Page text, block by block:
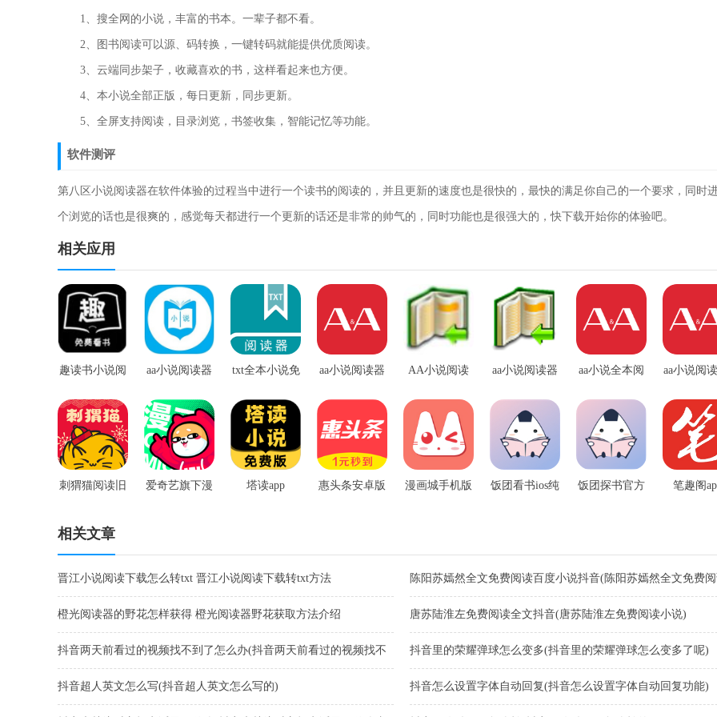
1、搜全网的小说，丰富的书本。一辈子都不看。
2、图书阅读可以源、码转换，一键转码就能提供优质阅读。
3、云端同步架子，收藏喜欢的书，这样看起来也方便。
4、本小说全部正版，每日更新，同步更新。
5、全屏支持阅读，目录浏览，书签收集，智能记忆等功能。
软件测评
第八区小说阅读器在软件体验的过程当中进行一个读书的阅读的，并且更新的速度也是很快的，最快的满足你自己的一个要求，同时
个浏览的话也是很爽的，感觉每天都进行一个更新的话还是非常的帅气的，同时功能也是很强大的，快下载开始你的体验吧。
相关应用
趣读书小说阅 aa小说阅读器 txt全本小说免 aa小说阅读器 AA小说阅读 aa小说阅读器 aa小说全本阅 aa小说阅
刺猬猫阅读旧 爱奇艺旗下漫 塔读app 惠头条安卓版 漫画城手机版 饭团看书ios纯 饭团探书官方 笔趣阁
相关文章
晋江小说阅读下载怎么转txt 晋江小说阅读下载转txt方法 陈阳苏嫣然全文免费阅读百度小说抖音(陈阳苏嫣然全文免费
度小说全文免费阅读)
橙光阅读器的野花怎样获得 橙光阅读器野花获取方法介绍 唐苏陆淮左免费阅读全文抖音(唐苏陆淮左免费阅读小说)
抖音两天前看过的视频找不到了怎么办(抖音两天前看过的视频找不
到了怎么办呢)
抖音里的荣耀弹球怎么变多(抖音里的荣耀弹球怎么变多了呢)
抖音超人英文怎么写(抖音超人英文怎么写的) 抖音怎么设置字体自动回复(抖音怎么设置字体自动回复功能)